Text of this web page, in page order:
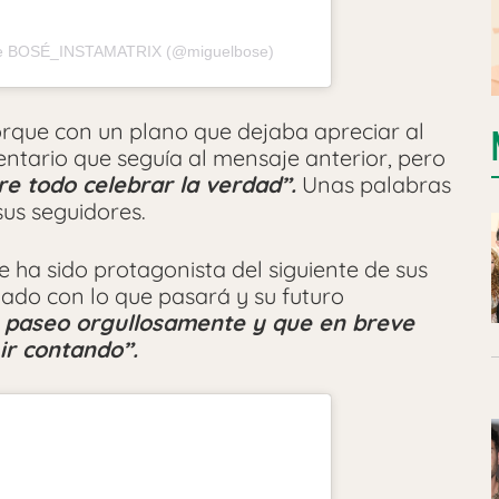
(@miguelbose)
con un plano que dejaba apreciar al
que seguía al mensaje anterior, pero
todo celebrar la verdad”. Unas palabras
seguidores.
sido protagonista del siguiente de sus
con lo que pasará y su futuro
orgullosamente y que en breve
contando”.